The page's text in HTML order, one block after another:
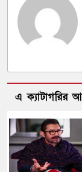
এ ক্যাটাগরির